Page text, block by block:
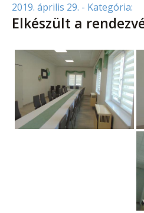
2019. április 29. - Kategória:
Elkészült a